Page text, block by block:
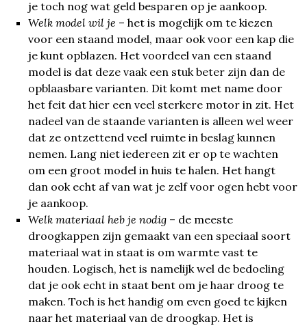
je toch nog wat geld besparen op je aankoop.
Welk model wil je – het is mogelijk om te kiezen
voor een staand model, maar ook voor een kap die
je kunt opblazen. Het voordeel van een staand
model is dat deze vaak een stuk beter zijn dan de
opblaasbare varianten. Dit komt met name door
het feit dat hier een veel sterkere motor in zit. Het
nadeel van de staande varianten is alleen wel weer
dat ze ontzettend veel ruimte in beslag kunnen
nemen. Lang niet iedereen zit er op te wachten
om een groot model in huis te halen. Het hangt
dan ook echt af van wat je zelf voor ogen hebt voor
je aankoop.
Welk materiaal heb je nodig – de meeste
droogkappen zijn gemaakt van een speciaal soort
materiaal wat in staat is om warmte vast te
houden. Logisch, het is namelijk wel de bedoeling
dat je ook echt in staat bent om je haar droog te
maken. Toch is het handig om even goed te kijken
naar het materiaal van de droogkap. Het is